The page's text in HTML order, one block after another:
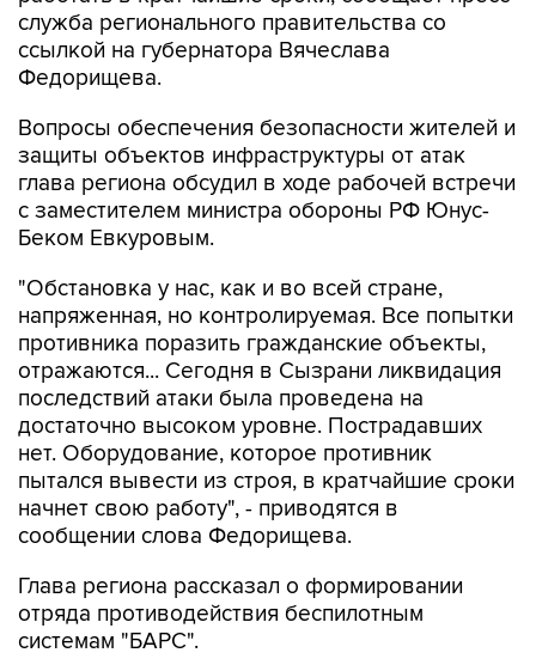
Федорищева.
Вопросы обеспечения безопасности жителей и
глава региона обсудил в ходе рабочей встречи
с заместителем министра обороны РФ Юнус-
Беком Евкуровым.
"Обстановка у нас, как и во всей стране,
противника поразить гражданские объекты,
отражаются... Сегодня в Сызрани ликвидация
последствий атаки была проведена на
достаточно высоком уровне. Пострадавших
нет. Оборудование, которое противник
пытался вывести из строя, в кратчайшие сроки
начнет свою работу", - приводятся в
сообщении слова Федорищева.
Глава региона рассказал о формировании
системам "БАРС".
"Штатное расписание - 900 человек.